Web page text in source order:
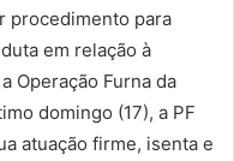
procedimento para
em relação à
Operação Furna da
domingo (17), a PF
atuação firme, isenta e